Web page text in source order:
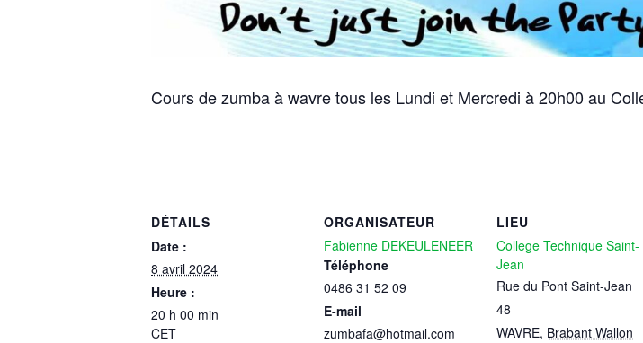
Cours de zumba à wavre tous les Lundi et Mercredi à 20h00 au
DÉTAILS
Date :
8 avril 2024
Heure :
20 h 00 min
CET
ORGANISATEUR
Fabienne DEKEULENEER
Téléphone
0486 31 52 09
E-mail
zumbafa@hotmail.com
LIEU
College Technique Saint-
Jean
Rue du Pont Saint-Jean
48
WAVRE, Brabant Wallon